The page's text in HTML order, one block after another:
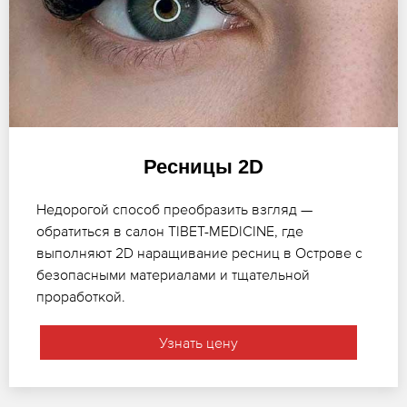
Ресницы 2D
Недорогой способ преобразить взгляд —
обратиться в салон TIBET-MEDICINE, где
выполняют 2D наращивание ресниц в Острове с
безопасными материалами и тщательной
проработкой.
Узнать цену